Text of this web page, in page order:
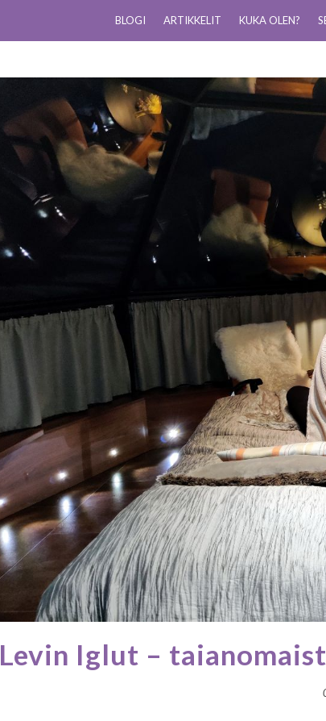
BLOGI ARTIKKELIT KUKA OLEN?
Levin Iglut –